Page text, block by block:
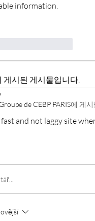
information.
게시된 게시물입니다.
Groupe de CEBP PARIS에 게
and not laggy site